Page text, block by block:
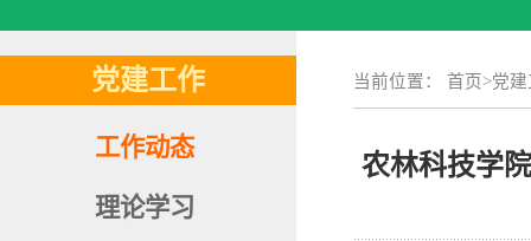
党建工作
工作动态
理论学习
当前位置： 首页>党建
农林科技学